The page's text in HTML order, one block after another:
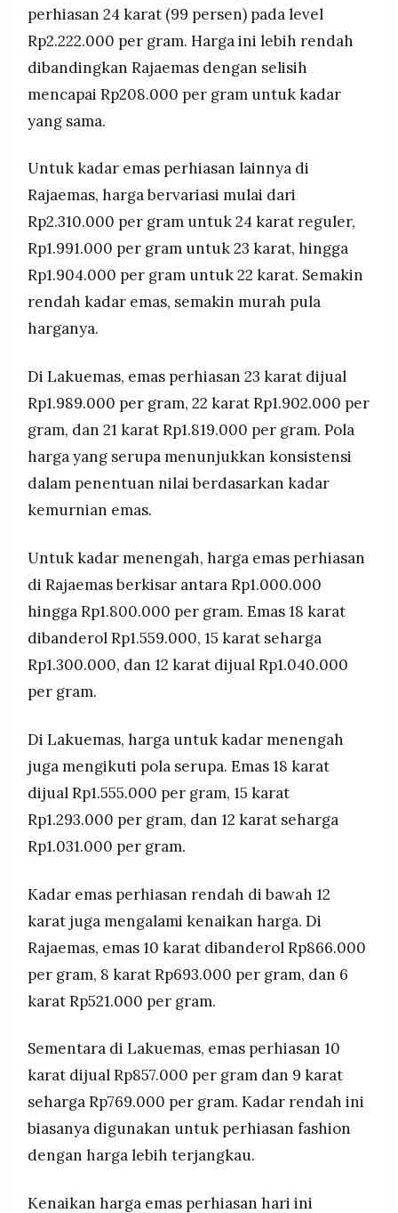
perhiasan 24 karat (99 persen) pada level
Rp2.222.000 per gram. Harga ini lebih rendah
dibandingkan Rajaemas dengan selisih
mencapai Rp208.000 per gram untuk kadar
yang sama.
Untuk kadar emas perhiasan lainnya di
Rajaemas, harga bervariasi mulai dari
Rp2.310.000 per gram untuk 24 karat reguler,
Rp1.991.000 per gram untuk 23 karat, hingga
Rp1.904.000 per gram untuk 22 karat. Semakin
rendah kadar emas, semakin murah pula
harganya.
Di Lakuemas, emas perhiasan 23 karat dijual
Rp1.989.000 per gram, 22 karat Rp1.902.000 per
gram, dan 21 karat Rp1.819.000 per gram. Pola
harga yang serupa menunjukkan konsistensi
dalam penentuan nilai berdasarkan kadar
kemurnian emas.
Untuk kadar menengah, harga emas perhiasan
di Rajaemas berkisar antara Rp1.000.000
hingga Rp1.800.000 per gram. Emas 18 karat
dibanderol Rp1.559.000, 15 karat seharga
Rp1.300.000, dan 12 karat dijual Rp1.040.000
per gram.
Di Lakuemas, harga untuk kadar menengah
juga mengikuti pola serupa. Emas 18 karat
dijual Rp1.555.000 per gram, 15 karat
Rp1.293.000 per gram, dan 12 karat seharga
Rp1.031.000 per gram.
Kadar emas perhiasan rendah di bawah 12
karat juga mengalami kenaikan harga. Di
Rajaemas, emas 10 karat dibanderol Rp866.000
per gram, 8 karat Rp693.000 per gram, dan 6
karat Rp521.000 per gram.
Sementara di Lakuemas, emas perhiasan 10
karat dijual Rp857.000 per gram dan 9 karat
seharga Rp769.000 per gram. Kadar rendah ini
biasanya digunakan untuk perhiasan fashion
dengan harga lebih terjangkau.
Kenaikan harga emas perhiasan hari ini